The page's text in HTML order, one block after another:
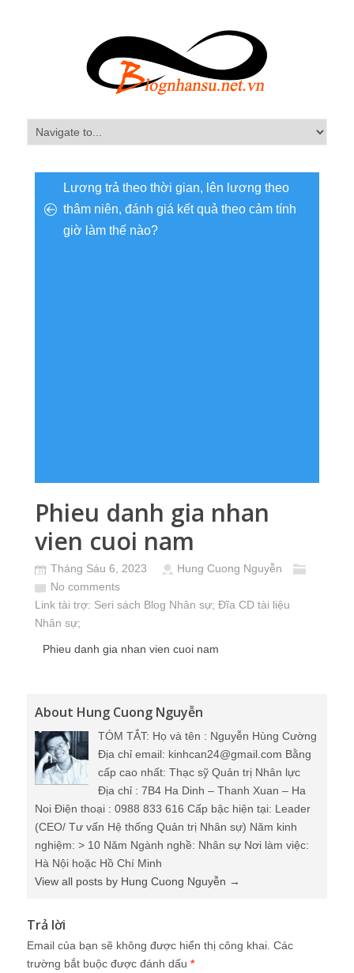
Lương trả theo thời gian, lên lương theo
thâm niên, đánh giá kết quả theo cảm tính
giờ làm thế nào?
Phieu danh gia nhan
vien cuoi nam
Tháng Sáu 6, 2023
Hung Cuong Nguyễn
No comments
Link tài trợ: Seri sách Blog Nhân sự; Đĩa CD tài liệu
Nhân sự;
Phieu danh gia nhan vien cuoi nam
About Hung Cuong Nguyễn
TÓM TẮT: Họ và tên : Nguyễn Hùng Cường
Địa chỉ email: kinhcan24@gmail.com Bằng
cấp cao nhất: Thạc sỹ Quản trị Nhân lực
Địa chỉ : 7B4 Ha Dinh – Thanh Xuan – Ha
Noi Điện thoại : 0988 833 616 Cấp bậc hiện tại: Leader
(CEO/ Tư vấn Hệ thống Quản trị Nhân sự) Năm kinh
nghiệm: > 10 Năm Ngành nghề: Nhân sự Nơi làm việc:
Hà Nội hoặc Hồ Chí Minh
View all posts by Hung Cuong Nguyễn →
Trả lời
Email của bạn sẽ không được hiển thị công khai. Các
trường bắt buộc được đánh dấu *